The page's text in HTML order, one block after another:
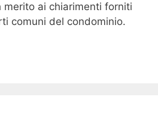
merito ai chiarimenti forniti
comuni del condominio.